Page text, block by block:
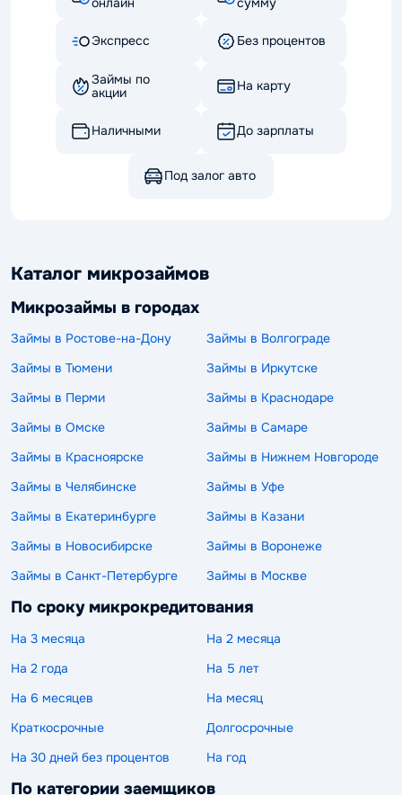
Экспресс Без процентов
Займы по
акции
На карту
Наличными До зарплаты
Под залог авто
Каталог микрозаймов
Микрозаймы в городах
Займы в Ростове-на-Дону
Займы в Волгограде
Займы в Тюмени
Займы в Иркутске
Займы в Перми
Займы в Краснодаре
Займы в Омске
Займы в Самаре
Займы в Красноярске
Займы в Нижнем Новгороде
Займы в Челябинске
Займы в Уфе
Займы в Екатеринбурге
Займы в Казани
Займы в Новосибирске
Займы в Воронеже
Займы в Санкт-Петербурге
Займы в Москве
По сроку микрокредитования
На 3 месяца
На 2 месяца
На 2 года
На 5 лет
На 6 месяцев
На месяц
Краткосрочные
Долгосрочные
На 30 дней без процентов
На год
По категории заемщиков